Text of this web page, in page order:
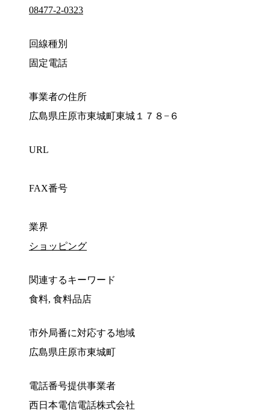
08477-2-0323
回線種別
固定電話
事業者の住所
広島県庄原市東城町東城１７８−６
URL
FAX番号
業界
ショッピング
関連するキーワード
食料, 食料品店
市外局番に対応する地域
広島県庄原市東城町
電話番号提供事業者
西日本電信電話株式会社